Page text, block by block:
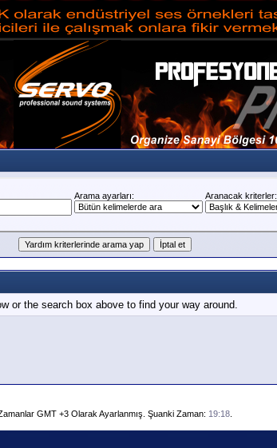
Arama ayarları: Aranacak kriterler:
or the search box above to find your way around.
GMT +3 Olarak Ayarlanmış. Şuanki Zaman: 19:18.